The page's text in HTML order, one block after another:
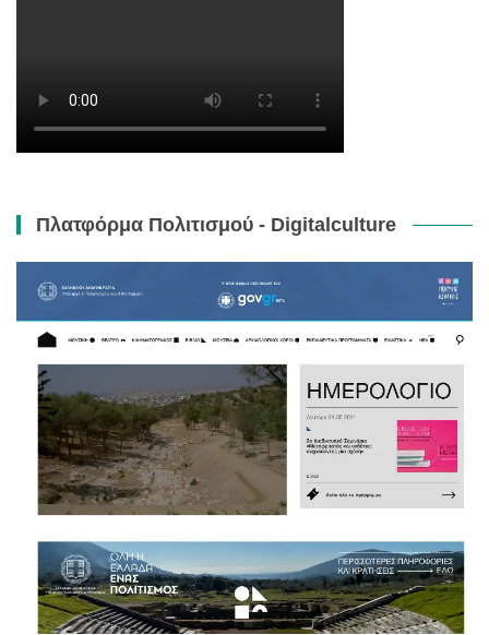
Πλατφόρμα Πολιτισμού - Digitalculture